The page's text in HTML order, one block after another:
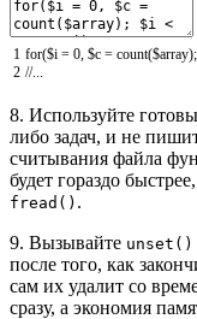
1
2
for($i = 0, $c = count($array);
//...
8. Используйте
либо задач, и не
считывания файла
будет гораздо
fread() .
9. Вызывайте unset()
после того, как
сам их удалит со
сразу, а экономия